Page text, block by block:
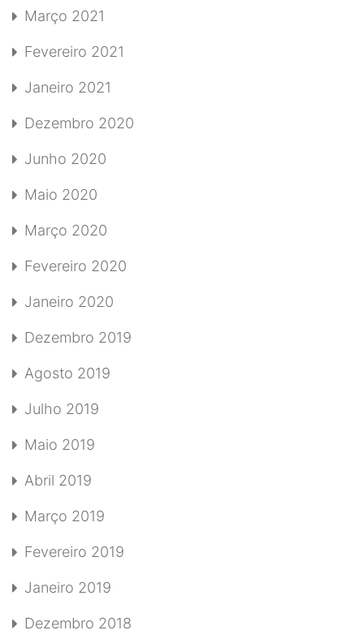
Março 2021
Fevereiro 2021
Janeiro 2021
Dezembro 2020
Junho 2020
Maio 2020
Março 2020
Fevereiro 2020
Janeiro 2020
Dezembro 2019
Agosto 2019
Julho 2019
Maio 2019
Abril 2019
Março 2019
Fevereiro 2019
Janeiro 2019
Dezembro 2018